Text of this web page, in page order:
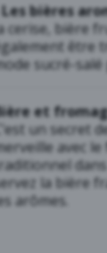
Les bières
cerise, bière
être
sucré-
et
un secret
avec
dans
la bière
arômes.